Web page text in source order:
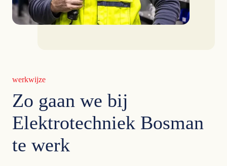
werkwijze
Zo gaan we bij
Elektrotechniek Bosman
te werk